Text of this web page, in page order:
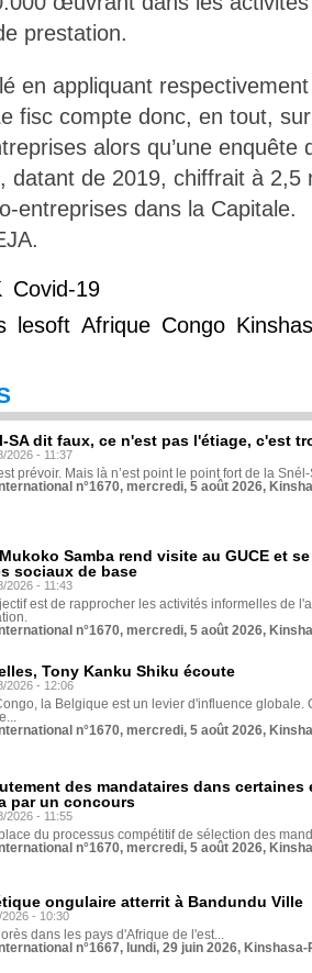
prestation.
en appliquant
fisc compte donc, en tout,
alors qu’une enquête
datant de 2019, chiffrait à 2,5
entreprises dans la Capitale.
Covid-19
lesoft Afrique Congo
SA dit faux, ce n'est pas l'étiage, c'est
2026 - 11:37
prévoir. Mais là n’est point le point fort de la
n°1670, mercredi, 5 août 2026,
Samba rend visite au GUCE et
sociaux de base
2026 - 11:43
est de rapprocher les activités informelles de
n°1670, mercredi, 5 août 2026,
Tony Kanku Shiku écoute
2026 - 12:06
la Belgique est un levier d'influence globale.
n°1670, mercredi, 5 août 2026,
des mandataires dans
par un concours
2026 - 11:55
du processus compétitif de sélection des
n°1670, mercredi, 5 août 2026,
ongulaire atterrit à Bandundu Ville
- 10:30
dans les pays d'Afrique de l'est...
n°1667, lundi, 29 juin 2026,